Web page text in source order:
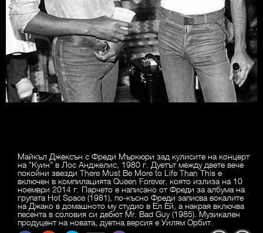
Майкъл Джексън с Фреди Мъркюри зад кулисите на концерт
на "Куин" в Лос Анджелис, 1980 г. Дуетът между двете вече
покойни звезди There Must Be More to Life Than This е
включен в компилацията Queen Forever, която излиза на 10
ноември 2014 г. Парчето е написано от Фреди за албума на
групата Hot Space (1981), по-късно Фреди записва вокалите
на Джако в домашното му студио в Ел Ей, а накрая включва
песента в соловия си дебют Mr. Bad Guy (1985). Музикален
продуцент на новата, дуетна версия е Уилям Орбит.